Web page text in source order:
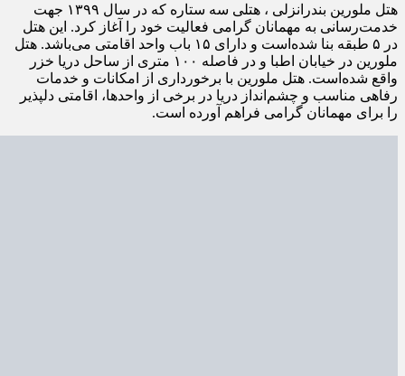
هتل ملورین بندرانزلی ، هتلی سه ستاره که در سال ۱۳۹۹ جهت
خدمت‌رسانی به مهمانان گرامی فعالیت خود را آغاز کرد. این هتل
در ۵ طبقه بنا شده‌است و دارای ۱۵ باب واحد اقامتی می‌باشد. هتل
ملورین در خیابان اطبا و در فاصله ۱۰۰ متری از ساحل دریا خزر
واقع شده‌است. هتل ملورین با برخورداری از امکانات و خدمات
رفاهی مناسب و چشم‌انداز دریا در برخی از واحدها، اقامتی دلپذیر
را برای مهمانان گرامی فراهم آورده است.